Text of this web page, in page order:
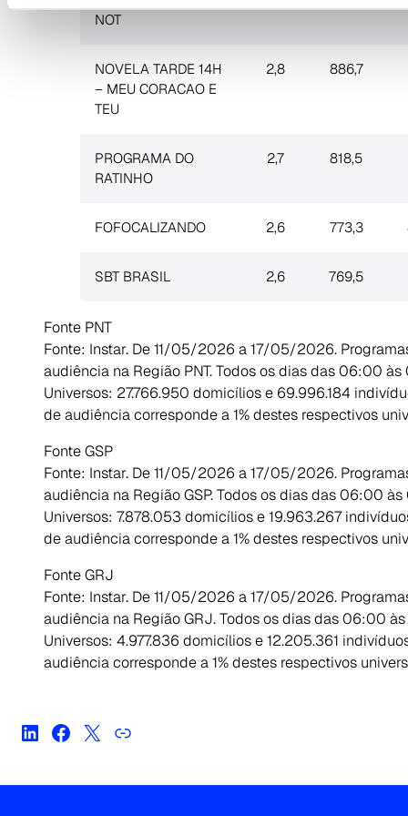
NOT
NOVELA TARDE 14H
– MEU CORACAO E
TEU
2,8 886,7
PROGRAMA DO
RATINHO
2,7 818,5
FOFOCALIZANDO 2,6 773,3
SBT BRASIL 2,6 769,5
Fonte PNT
Fonte: Instar. De 11/05/2026 a 17/05/2026.
audiência na Região PNT. Todos os dias das 06:00
Universos: 27.766.950 domicílios e 69.996.184
de audiência corresponde a 1% destes respectivos
Fonte GSP
Fonte: Instar. De 11/05/2026 a 17/05/2026.
audiência na Região GSP. Todos os dias das 06:00
Universos: 7.878.053 domicílios e 19.963.267
de audiência corresponde a 1% destes respectivos
Fonte GRJ
Fonte: Instar. De 11/05/2026 a 17/05/2026.
audiência na Região GRJ. Todos os dias das 06:00
Universos: 4.977.836 domicílios e 12.205.361
audiência corresponde a 1% destes respectivos